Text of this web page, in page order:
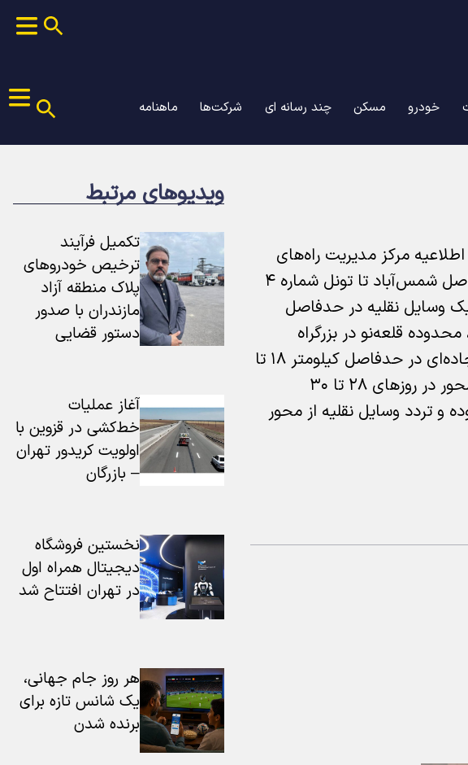
خودرو مسکن چند رسانه ای شرکت‌ها ماهنامه
مرکز مدیریت راه‌های
کشور، ترافیک وسایل نقلیه در محدوده سه‌راهی چلاو در مسیر شمال به جنوب محور هراز، حدفاصل شمس‌آباد تا تونل شماره ۴
وسایل نقلیه در حدفاصل
قلعه‌نو در بزرگراه
با توجه به فعالیت کارگاه جاده‌ای در حدفاصل کیلومتر ۱۸ تا
۳۰ محور چالوس (حدفاصل کرج – شهرستانک) در محدوده‌های خوزنکلا و پلیس راه کرج، این محور در روزهای ۲۸ تا ۳۰
بوده و تردد وسایل نقلیه از محور
ویدیوهای مرتبط
تکمیل فرآیند
ترخیص خودروهای
پلاک منطقه آزاد
مازندران با صدور
دستور قضایی
آغاز عملیات
خط‌کشی در قزوین با
اولویت کریدور تهران
– بازرگان
نخستین فروشگاه
دیجیتال همراه اول
در تهران افتتاح شد
هر روز جام جهانی،
یک شانس تازه برای
برنده شدن